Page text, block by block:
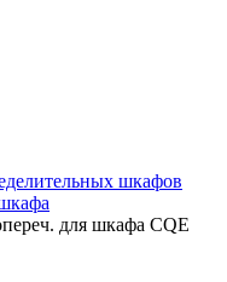
шкафов
для шкафа CQE